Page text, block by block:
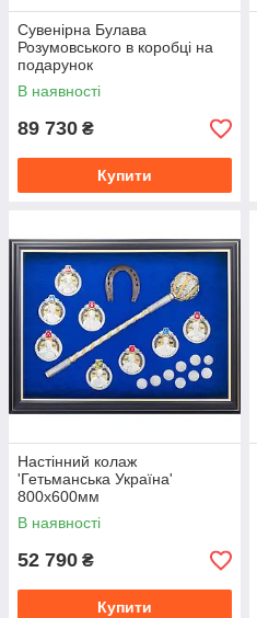
Сувенірна Булава
Розумовського в коробці на
подарунок
В наявності
89 730 ₴
Купити
Настінний колаж
'Гетьманська Україна'
800x600мм
В наявності
52 790 ₴
Купити